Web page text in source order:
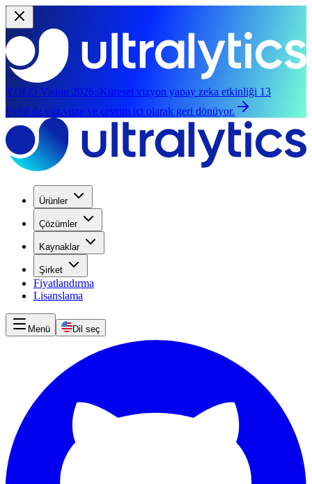
YOLO Vision 2026: Küresel vizyon yapay zeka etkinliği 13
Eylül'de yüz yüze ve çevrim içi olarak geri dönüyor.
Ürünler
Çözümler
Kaynaklar
Şirket
Fiyatlandırma
Lisanslama
Menü Dil seç